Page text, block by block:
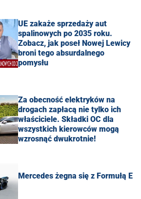
UE zakaże sprzedaży aut
spalinowych po 2035 roku.
Zobacz, jak poseł Nowej Lewicy
broni tego absurdalnego
pomysłu
Za obecność elektryków na
drogach zapłacą nie tylko ich
właściciele. Składki OC dla
wszystkich kierowców mogą
wzrosnąć dwukrotnie!
Mercedes żegna się z Formułą E